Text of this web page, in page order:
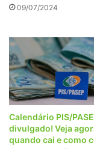
09/07/2024
Calendário PIS/
divulgado! Veja
quando cai e como